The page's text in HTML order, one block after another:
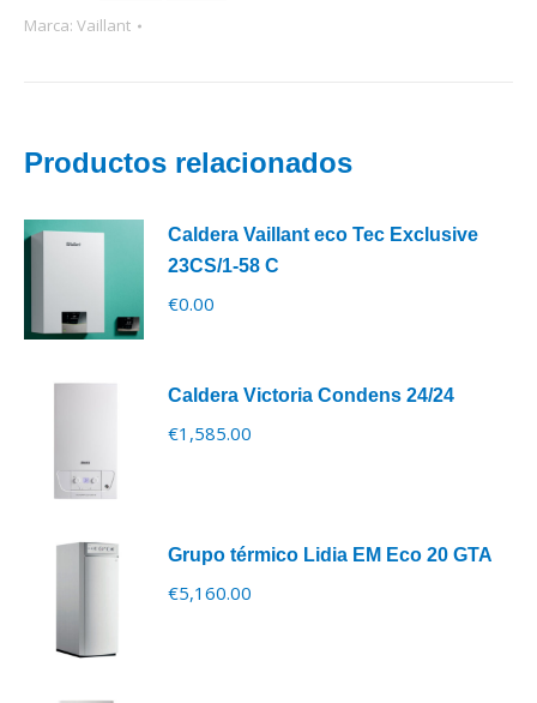
Marca: Vaillant
Productos relacionados
Caldera Vaillant eco Tec Exclusive
23CS/1-58 C
€0.00
Caldera Victoria Condens 24/24
€1,585.00
Grupo térmico Lidia EM Eco 20 GTA
€5,160.00